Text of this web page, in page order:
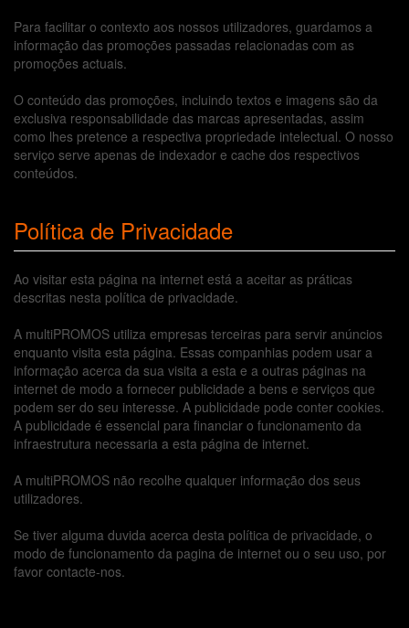
Para facilitar o contexto aos nossos utilizadores, guardamos a
informação das promoções passadas relacionadas com as
promoções actuais.
O conteúdo das promoções, incluindo textos e imagens são da
exclusiva responsabilidade das marcas apresentadas, assim
como lhes pretence a respectiva propriedade intelectual. O nosso
serviço serve apenas de indexador e cache dos respectivos
conteúdos.
Política de Privacidade
Ao visitar esta página na internet está a aceitar as práticas
descritas nesta política de privacidade.
A multiPROMOS utiliza empresas terceiras para servir anúncios
enquanto visita esta página. Essas companhias podem usar a
informação acerca da sua visita a esta e a outras páginas na
internet de modo a fornecer publicidade a bens e serviços que
podem ser do seu interesse. A publicidade pode conter cookies.
A publicidade é essencial para financiar o funcionamento da
infraestrutura necessaria a esta página de internet.
A multiPROMOS não recolhe qualquer informação dos seus
utilizadores.
Se tiver alguma duvida acerca desta política de privacidade, o
modo de funcionamento da pagina de internet ou o seu uso, por
favor contacte-nos.